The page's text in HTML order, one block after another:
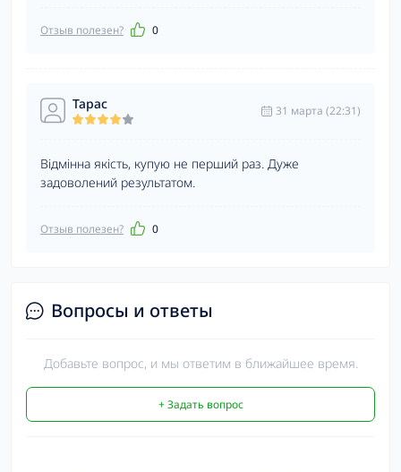
Отзыв полезен? 0
Тарас 31 марта (22:31)
Відмінна якість, купую не перший раз. Дуже
задоволений результатом.
Отзыв полезен? 0
Вопросы и ответы
Добавьте вопрос, и мы ответим в ближайшее время.
+ Задать вопрос